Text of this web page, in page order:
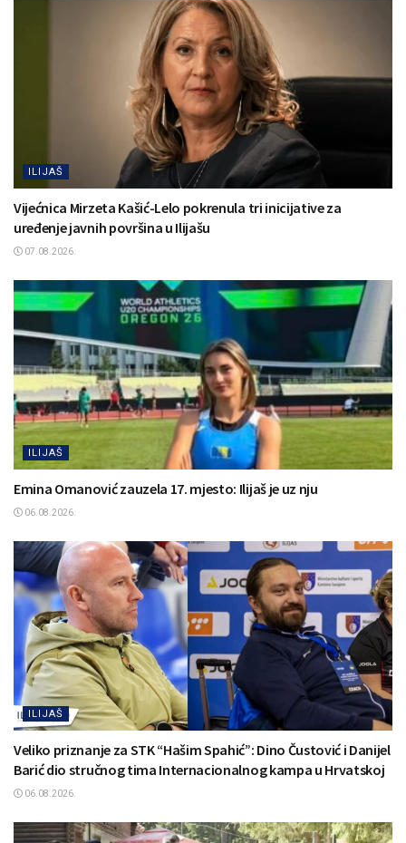
ILIJAŠ
Vijećnica Mirzeta Kašić-Lelo pokrenula tri inicijative za
uređenje javnih površina u Ilijašu
07.08.2026.
ILIJAŠ
Emina Omanović zauzela 17. mjesto: Ilijaš je uz nju
06.08.2026.
ILIJAŠ
Veliko priznanje za STK “Hašim Spahić”: Dino Čustović i Danijel
Barić dio stručnog tima Internacionalnog kampa u Hrvatskoj
06.08.2026.